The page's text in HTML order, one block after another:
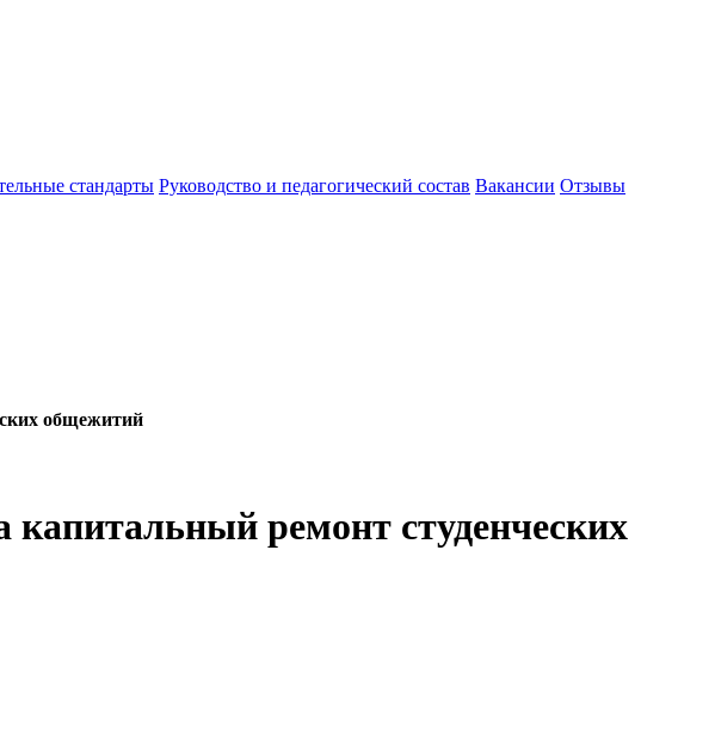
стандарты Руководство и педагогический состав Вакансии Отзывы
общежитий
ремонт студенческих